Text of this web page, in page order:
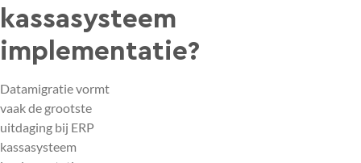
kassasysteem
implementatie?
Datamigratie vormt
vaak de grootste
uitdaging bij ERP
kassasysteem